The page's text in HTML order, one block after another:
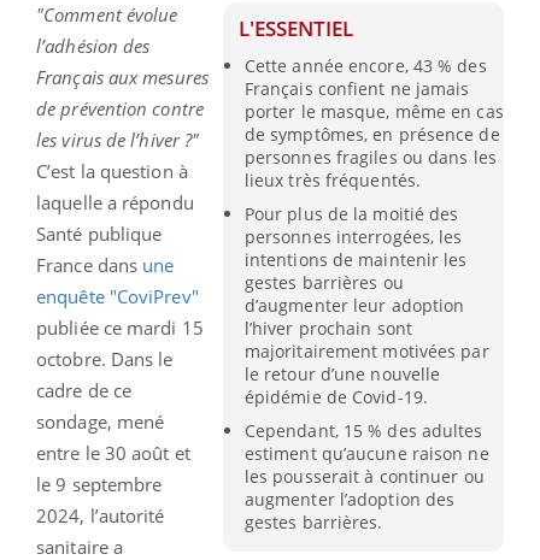
L'ESSENTIEL
Cette année encore, 43 % des
Français confient ne jamais
porter le masque, même en cas
de symptômes, en présence de
personnes fragiles ou dans les
lieux très fréquentés.
Pour plus de la moitié des
personnes interrogées, les
intentions de maintenir les
gestes barrières ou
d’augmenter leur adoption
l’hiver prochain sont
majoritairement motivées par
le retour d’une nouvelle
épidémie de Covid-19.
Cependant, 15 % des adultes
estiment qu’aucune raison ne
les pousserait à continuer ou
augmenter l’adoption des
gestes barrières.
"Comment évolue
l’adhésion des
Français aux mesures
de prévention contre
les virus de l’hiver ?"
C’est la question à
laquelle a répondu
Santé publique
France dans une
enquête "CoviPrev"
publiée ce mardi 15
octobre. Dans le
cadre de ce
sondage, mené
entre le 30 août et
le 9 septembre
2024, l’autorité
sanitaire a